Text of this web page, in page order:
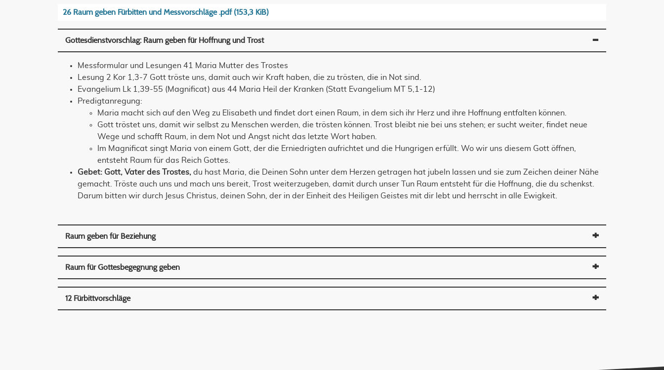
26 Raum geben Fürbitten und Messvorschläge .pdf (153,3 KiB)
Gottesdienstvorschlag: Raum geben für Hoffnung und Trost
Messformular und Lesungen 41 Maria Mutter des Trostes
Lesung 2 Kor 1,3-7 Gott tröste uns, damit auch wir Kraft haben, die zu trösten, die in Not sind.
Evangelium Lk 1,39-55 (Magnificat) aus 44 Maria Heil der Kranken (Statt Evangelium MT 5,1-12)
Predigtanregung:
Maria macht sich auf den Weg zu Elisabeth und findet dort einen Raum, in dem sich ihr Herz und ihre Hoffnung entfalten können.
Gott tröstet uns, damit wir selbst zu Menschen werden, die trösten können. Trost bleibt nie bei uns stehen; er sucht weiter, findet neue
Wege und schafft Raum, in dem Not und Angst nicht das letzte Wort haben.
Im Magnificat singt Maria von einem Gott, der die Erniedrigten aufrich­tet und die Hungrigen erfüllt. Wo wir uns diesem Gott öffnen,
entsteht Raum für das Reich Gottes.
Gebet: Gott, Vater des Trostes, du hast Maria, die Deinen Sohn unter dem Herzen getragen hat jubeln lassen und sie zum Zeichen deiner Nähe
gemacht. Tröste auch uns und mach uns bereit, Trost weiterzugeben, damit durch unser Tun Raum entsteht für die Hoffnung, die du schenkst.
Darum bitten wir durch Jesus Christus, deinen Sohn, der in der Einheit des Heiligen Geistes mit dir lebt und herrscht in alle Ewigkeit.
Raum geben für Beziehung
Raum für Gottesbegegnung geben
12 Fürbittvorschläge